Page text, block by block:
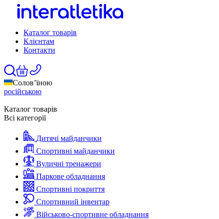
Каталог товарів
Клієнтам
Контакти
Солов’їною
російською
Каталог товарів
Всі категорії
Дитячі майданчики
Спортивні майданчики
Вуличні тренажери
Паркове обладнання
Спортивні покриття
Спортивний інвентар
Військово-спортивне обладнання